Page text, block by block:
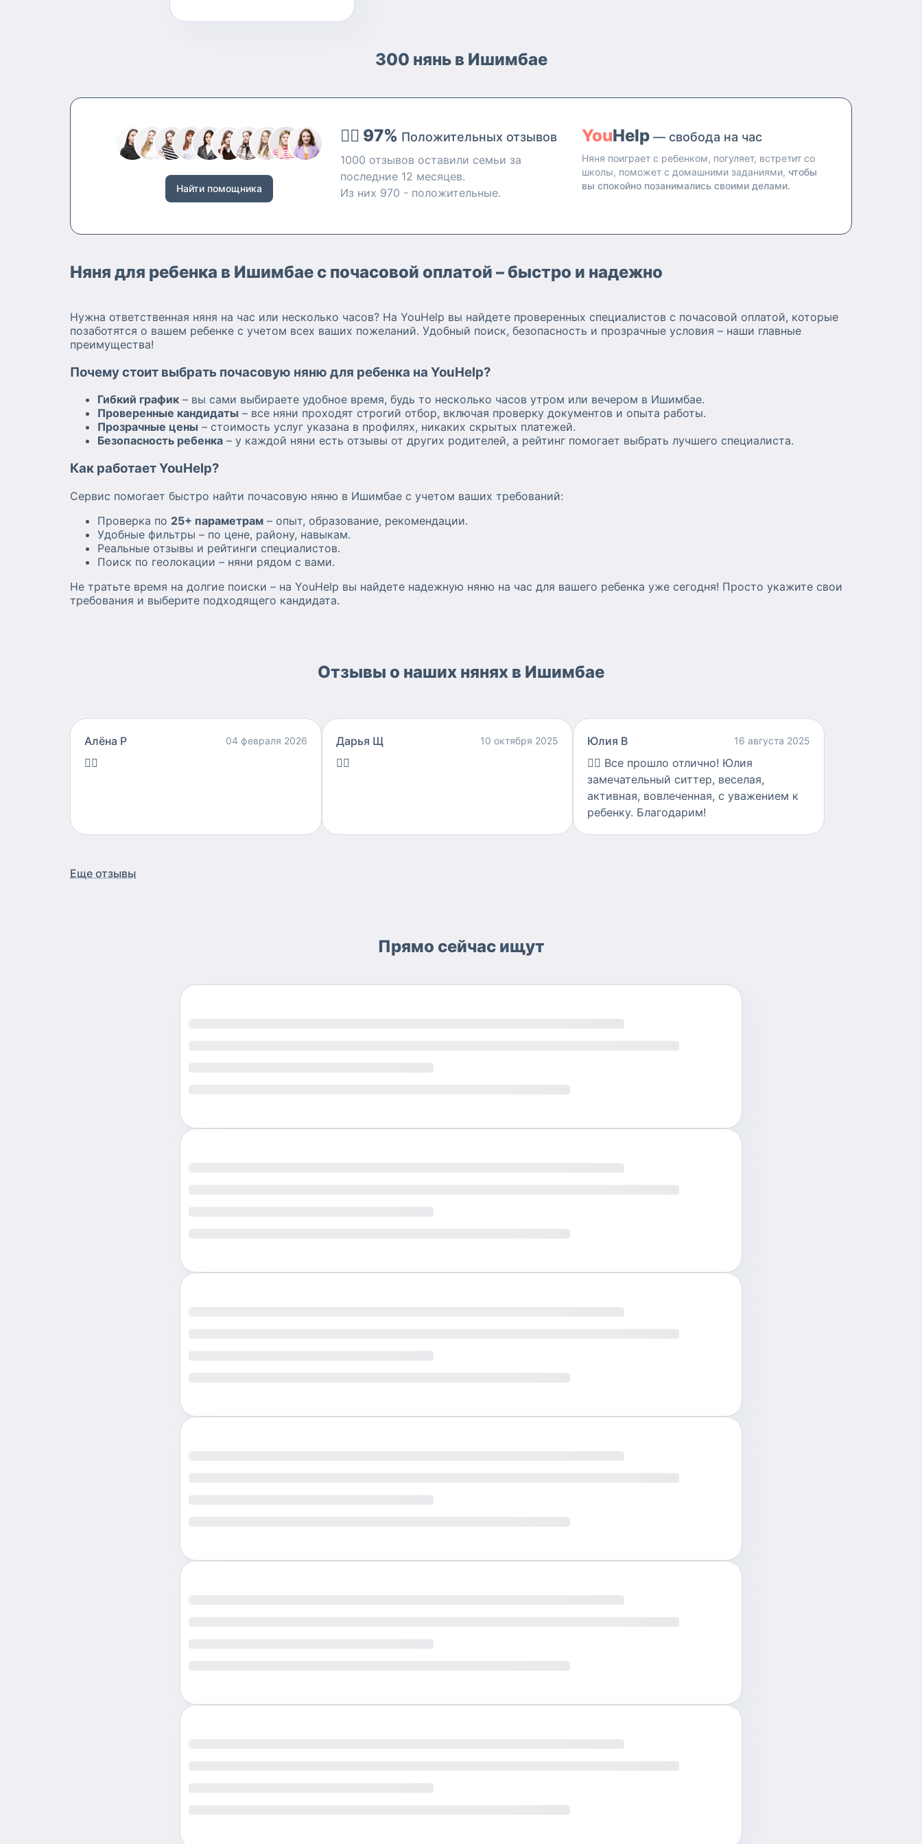
300 нянь в Ишимбае
Найти помощника
👍🏻 97% Положительных отзывов
1000 отзывов оставили семьи за
последние 12 месяцев.
Из них 970 - положительные.
YouHelp — свобода на час
Няня поиграет с ребенком, погуляет, встретит со
школы, поможет с домашними заданиями, чтобы
вы спокойно позанимались своими делами.
Няня для ребенка в Ишимбае с почасовой оплатой – быстро и надежно
Нужна ответственная няня на час или несколько часов? На YouHelp вы найдете проверенных специалистов с почасовой оплатой, которые
позаботятся о вашем ребенке с учетом всех ваших пожеланий. Удобный поиск, безопасность и прозрачные условия – наши главные
преимущества!
Почему стоит выбрать почасовую няню для ребенка на YouHelp?
Гибкий график – вы сами выбираете удобное время, будь то несколько часов утром или вечером в Ишимбае.
Проверенные кандидаты – все няни проходят строгий отбор, включая проверку документов и опыта работы.
Прозрачные цены – стоимость услуг указана в профилях, никаких скрытых платежей.
Безопасность ребенка – у каждой няни есть отзывы от других родителей, а рейтинг помогает выбрать лучшего специалиста.
Как работает YouHelp?
Сервис помогает быстро найти почасовую няню в Ишимбае с учетом ваших требований:
Проверка по 25+ параметрам – опыт, образование, рекомендации.
Удобные фильтры – по цене, району, навыкам.
Реальные отзывы и рейтинги специалистов.
Поиск по геолокации – няни рядом с вами.
Не тратьте время на долгие поиски – на YouHelp вы найдете надежную няню на час для вашего ребенка уже сегодня! Просто укажите свои
требования и выберите подходящего кандидата.
Отзывы о наших нянях в Ишимбае
Алëна Р 04 февраля 2026
👍🏻
Дарья Щ 10 октября 2025
👍🏻
Юлия В 16 августа 2025
👍🏻 Все прошло отлично! Юлия
замечательный ситтер, веселая,
активная, вовлеченная, с уважением к
ребенку. Благодарим!
Еще отзывы
Прямо сейчас ищут